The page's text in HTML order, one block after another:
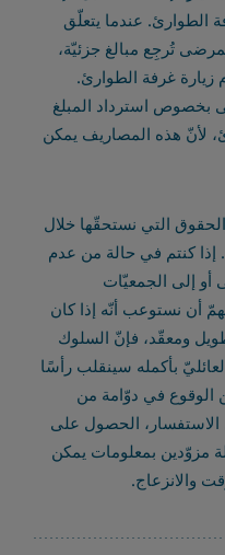
الطوارئ. عندما يتعلّق
تُرجِع مبالغ جزئيّة،
زيارة غرفة الطوارئ.
استرداد المبلغ
لأنّ هذه المصاريف يمكن
التي نستحقّها خلال
إذا كنتم في حالة من عدم
أو إلى الجمعيّات
أن نستوعب أنّه إذا كان
ومعقّد، فإنّ السلوك
بأكمله سينقلب رأسًا
في دوّامة من
الاستفسار، الحصول على
مزوّدين بمعلومات يمكن
والانزعاج.